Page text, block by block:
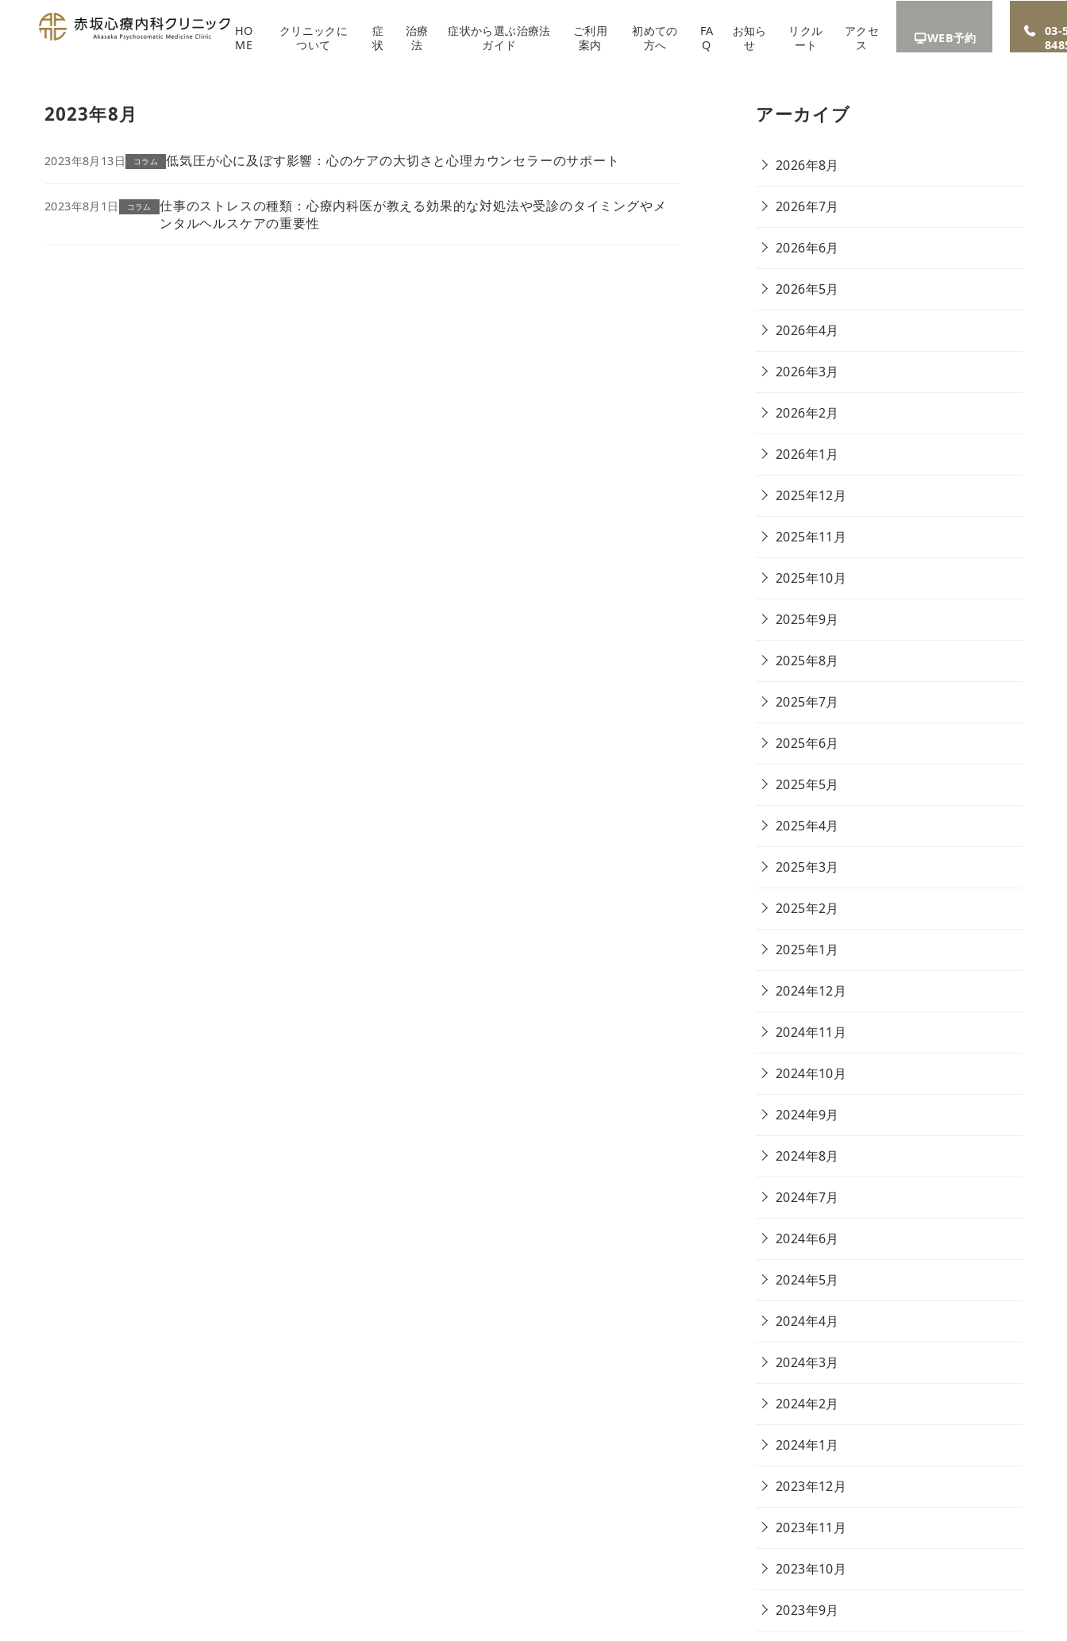
HO
ME
クリニックに
ついて
症
状
治療
法
症状から選ぶ治療法
ガイド
ご利用
案内
初めての
方へ
FA
Q
お知ら
せ
リクル
ート
アクセ
ス
WEB予約
03-
2023年8月
2023年8月13日 コラム 低気圧が心に及ぼす影響：心のケアの大切さと心理カウンセラーのサポート
2023年8月1日 コラム
仕事のストレスの種類：心療内科医が教える効果的な対処法や受診のタイミングやメ
ンタルヘルスケアの重要性
アーカイブ
2026年8月
2026年7月
2026年6月
2026年5月
2026年4月
2026年3月
2026年2月
2026年1月
2025年12月
2025年11月
2025年10月
2025年9月
2025年8月
2025年7月
2025年6月
2025年5月
2025年4月
2025年3月
2025年2月
2025年1月
2024年12月
2024年11月
2024年10月
2024年9月
2024年8月
2024年7月
2024年6月
2024年5月
2024年4月
2024年3月
2024年2月
2024年1月
2023年12月
2023年11月
2023年10月
2023年9月